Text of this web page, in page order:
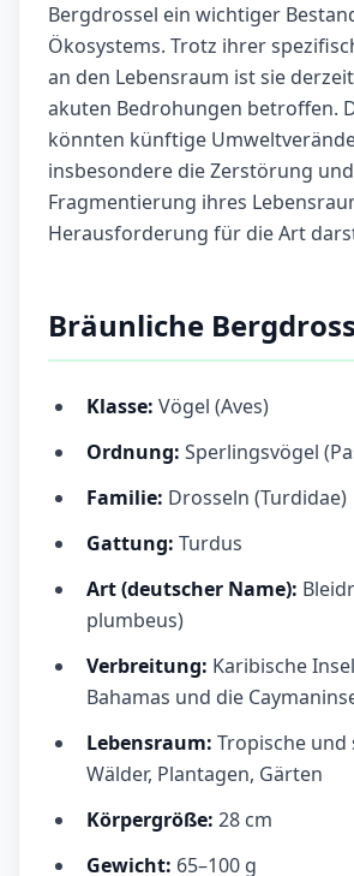
Bergdrossel ein wichtiger
Ökosystems. Trotz ihrer
an den Lebensraum ist sie
akuten Bedrohungen betroffen.
könnten künftige
insbesondere die Zerstörung und
Fragmentierung ihres
Herausforderung für die Art
Bräunliche
Klasse: Vögel (Aves)
Ordnung: Sperlingsvögel
Familie: Drosseln (Turdidae)
Gattung: Turdus
Art (deutscher Name):
plumbeus)
Verbreitung: Karibische
Bahamas und die
Lebensraum: Tropische
Wälder, Plantagen, Gärten
Körpergröße: 28 cm
Gewicht: 65–100 g